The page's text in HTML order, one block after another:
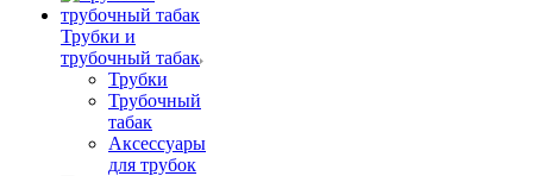
Трубки и
трубочный табак
Трубки
Трубочный
табак
Аксессуары
для трубок